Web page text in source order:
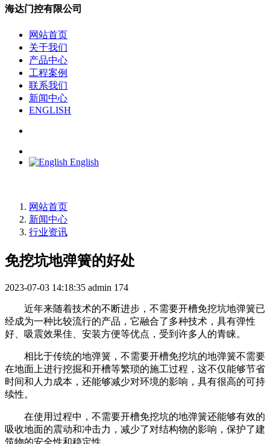
海达门控有限公司
网站首页
关于我们
产品中心
工程案例
联系我们
新闻中心
ENGLISH
English
网站首页
新闻中心
行业资讯
免挖坑地弹簧的好处
2023-07-03 14:18:35 admin 174
近年来随着技术的不断进步，不需要开槽免挖坑地弹簧已
经成为一种比较流行的产品，它融合了多种技术，具有弹性
好、吸震效果佳、安装方便等优点，受到许多人的青睐。
相比于传统的地弹簧，不需要开槽免挖坑的地弹簧不需要
在地面上进行挖掘和开槽等繁琐的施工过程，这不仅能够节省
时间和人力成本，还能够减少对环境的影响，具有很高的可持
续性。
在使用过程中，不需要开槽免挖坑的地弹簧还能够有效的
吸收地面的震动和冲击力，减少了对结构物的影响，保护了建
筑物的安全性和稳定性。